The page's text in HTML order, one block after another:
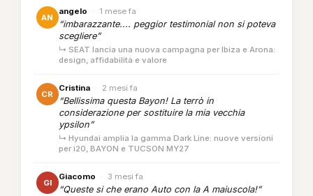
AN
angelo · 1 mese fa
“imbarazzante.... peggior testimonial non si poteva
scegliere”
↳ SEAT lancia una nuova campagna per Ibiza e Arona:
design, affidabilità e valore
CR
Cristina · 2 mesi fa
“Bellissima questa Bayon! La terrò in
considerazione per sostituire la mia vecchia
ypsilon”
↳ Hyundai amplia la gamma Dark Line: nuove versioni
per i20, BAYON e TUCSON MY27
GI
Giacomo · 3 mesi fa
“Queste si che erano Auto con la A maiuscola!”